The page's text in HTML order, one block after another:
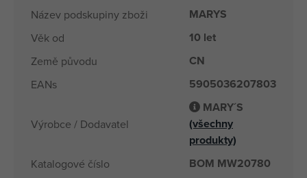
Název podskupiny zboži MARYS
Věk od 10 let
Země původu CN
EANs 5905036207803
Výrobce / Dodavatel
MARY´S
(všechny
produkty)
Katalogové číslo BOM MW20780